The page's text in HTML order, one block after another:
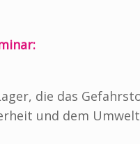
die das
und dem